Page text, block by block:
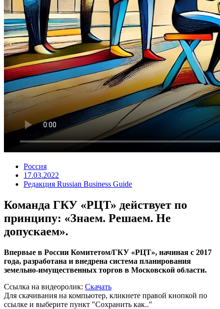
Россия
17.03.2022
Редакция Russian Business Guide
Команда ГКУ «РЦТ» действует по
принципу: «Знаем. Решаем. Не
допускаем».
Впервые в России Комитетом/ГКУ «РЦТ», начиная с 2017
года, разработана и внедрена система планирования
земельно-имущественных торгов в Московской области.
Ссылка на видеоролик: Скачать
Для скачивания на компьютер, кликнете правой кнопкой по
ссылке и выберите пункт "Сохранить как.."